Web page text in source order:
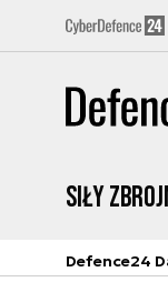
Siły
Defence24